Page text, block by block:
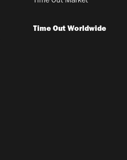
Time Out Worldwide